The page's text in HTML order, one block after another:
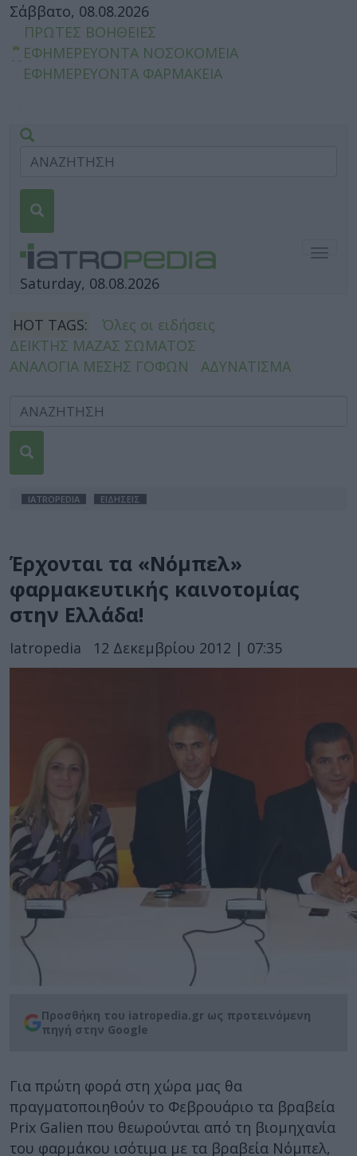
Σάββατο, 08.08.2026
ΠΡΩΤΕΣ ΒΟΗΘΕΙΕΣ
ΕΦΗΜΕΡΕΥΟΝΤΑ ΝΟΣΟΚΟΜΕΙΑ
ΕΦΗΜΕΡΕΥΟΝΤΑ ΦΑΡΜΑΚΕΙΑ
Saturday, 08.08.2026
HOT TAGS:
Όλες οι ειδήσεις
ΔΕΙΚΤΗΣ ΜΑΖΑΣ ΣΩΜΑΤΟΣ
ΑΝΑΛΟΓΙΑ ΜΕΣΗΣ ΓΟΦΩΝ
ΑΔΥΝΑΤΙΣΜΑ
IATROPEDIA ΕΙΔΗΣΕΙΣ
Έρχονται τα «Νόμπελ»
φαρμακευτικής καινοτομίας
στην Ελλάδα!
Iatropedia 12 Δεκεμβρίου 2012 | 07:35
Προσθήκη του iatropedia.gr ως προτεινόμενη
πηγή στην Google
Για πρώτη φορά στη χώρα μας θα
πραγματοποιηθούν το Φεβρουάριο τα βραβεία
Prix Galien που θεωρούνται από τη βιομηχανία
του φαρμάκου ισότιμα με τα βραβεία Νόμπελ,